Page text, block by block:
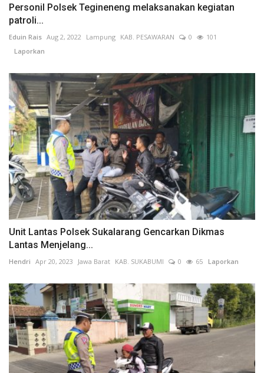
Personil Polsek Tegineneng melaksanakan kegiatan
patroli...
Eduin Rais Aug 2, 2022 Lampung KAB. PESAWARAN 0
101
Laporkan
Unit Lantas Polsek Sukalarang Gencarkan Dikmas
Lantas Menjelang...
Hendri Apr 20, 2023 Jawa Barat KAB. SUKABUMI 0 65 Laporkan